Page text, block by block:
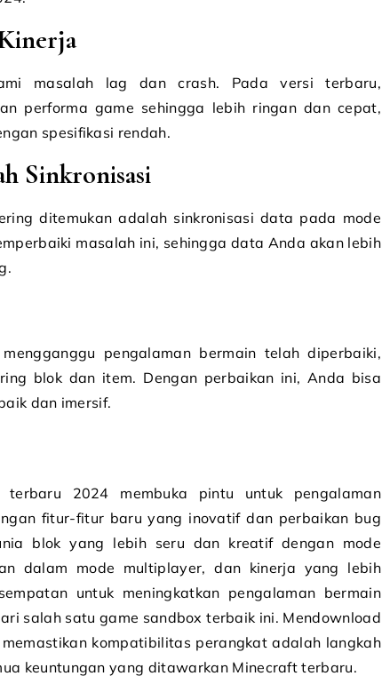
masalah lag dan crash. Pada versi terbaru,
performa game sehingga lebih ringan dan cepat,
spesifikasi rendah.
Sinkronisasi
ditemukan adalah sinkronisasi data pada mode
masalah ini, sehingga data Anda akan lebih
pengalaman bermain telah diperbaiki,
blok dan item. Dengan perbaikan ini, Anda bisa
dan imersif.
terbaru 2024 membuka pintu untuk pengalaman
fitur-fitur baru yang inovatif dan perbaikan bug
blok yang lebih seru dan kreatif dengan mode
dalam mode multiplayer, dan kinerja yang lebih
untuk meningkatkan pengalaman bermain
salah satu game sandbox terbaik ini. Mendownload
kompatibilitas perangkat adalah langkah
keuntungan yang ditawarkan Minecraft terbaru.